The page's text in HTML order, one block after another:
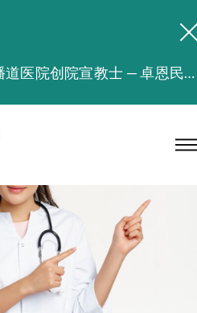
缅怀播道医院创院宣教士 — 卓恩民医生香港追思会
本院在暴雨或台风警告信号 (包括黑色暴雨及8号或以上热带气旋警告信号) 下，仍会维持有限度服务。如有查询，可致电2711 5222。